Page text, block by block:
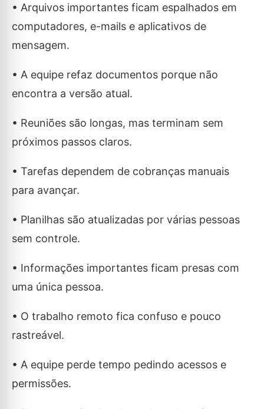
• Arquivos importantes ficam espalhados em
computadores, e-mails e aplicativos de
mensagem.
• A equipe refaz documentos porque não
encontra a versão atual.
• Reuniões são longas, mas terminam sem
próximos passos claros.
• Tarefas dependem de cobranças manuais
para avançar.
• Planilhas são atualizadas por várias pessoas
sem controle.
• Informações importantes ficam presas com
uma única pessoa.
• O trabalho remoto fica confuso e pouco
rastreável.
• A equipe perde tempo pedindo acessos e
permissões.